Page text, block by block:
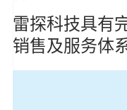
雷探科技具有
销售及服务体